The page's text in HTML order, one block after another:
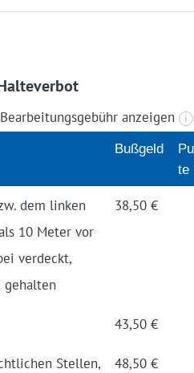
anzeigen i
Buß­geld
te
dem linken
10 Meter vor
verdeckt,
gehalten
38,50 €
43,50 €
Stellen,
48,50 €